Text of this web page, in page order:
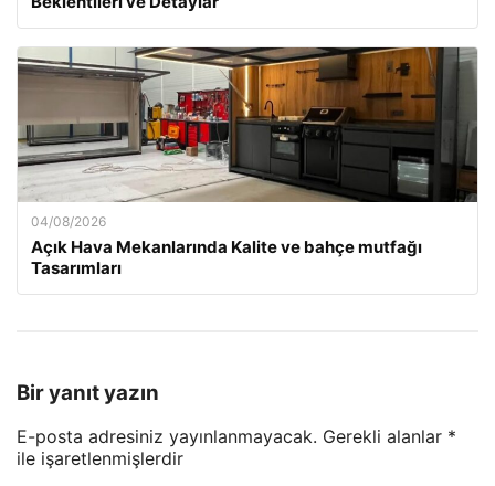
04/08/2026
Açık Hava Mekanlarında Kalite ve bahçe mutfağı
Tasarımları
Bir yanıt yazın
E-posta adresiniz yayınlanmayacak. Gerekli alanlar *
ile işaretlenmişlerdir